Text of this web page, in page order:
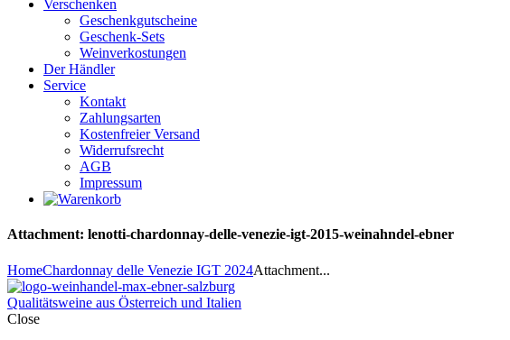
Verschenken
Geschenkgutscheine
Geschenk-Sets
Weinverkostungen
Der Händler
Service
Kontakt
Zahlungsarten
Kostenfreier Versand
Widerrufsrecht
AGB
Impressum
Attachment: lenotti-chardonnay-delle-venezie-igt-2015-weinahndel-ebner
HomeChardonnay delle Venezie IGT 2024Attachment...
Qualitätsweine aus Österreich und Italien
Close